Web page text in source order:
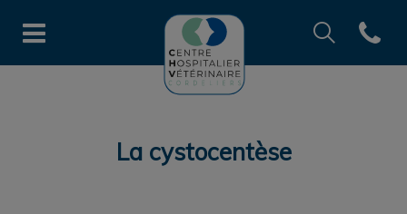
Page d'accueil de CHV des
Open
Recherche
La cystocentèse